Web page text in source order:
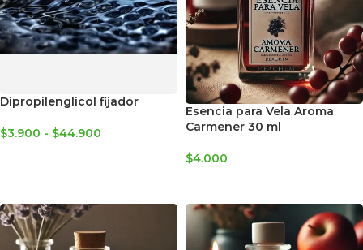
Dipropilenglicol fijador
$3.900 - $44.900
Esencia para Vela Aroma
Carmener 30 ml
$4.000